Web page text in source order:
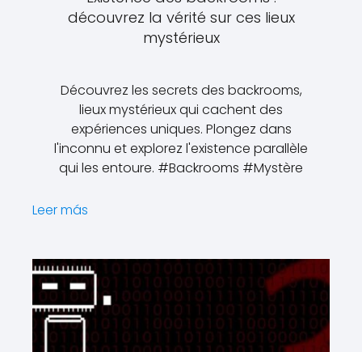
découvrez la vérité sur ces lieux
mystérieux
Découvrez les secrets des backrooms,
lieux mystérieux qui cachent des
expériences uniques. Plongez dans
l'inconnu et explorez l'existence parallèle
qui les entoure. #Backrooms #Mystère
Leer más